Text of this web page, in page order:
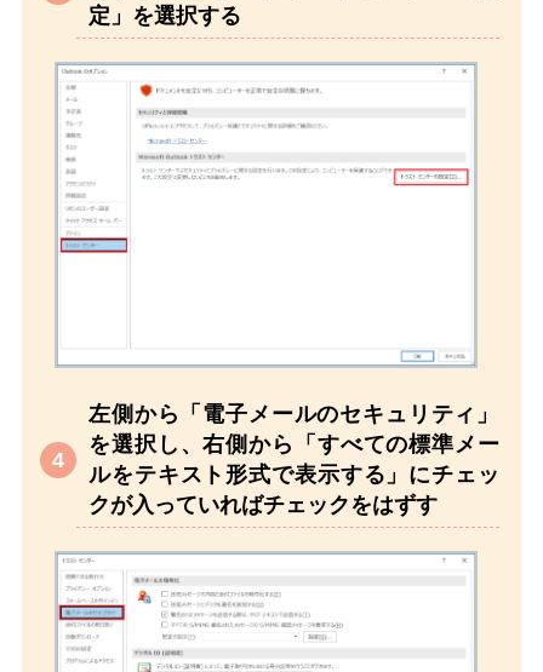
定」を選択する
左側から「電子メールのセキュリティ」
を選択し、右側から「すべての標準メー
ルをテキスト形式で表示する」にチェッ
クが入っていればチェックをはずす